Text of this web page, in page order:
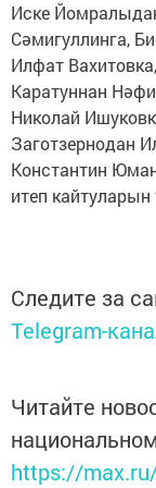
Иске
Сәмигуллинга,
Илфат
Каратуннан
Николай
Заготзернодан
Константин
итеп кайтуларын
Следите за
Telegram-
Читайте
https://